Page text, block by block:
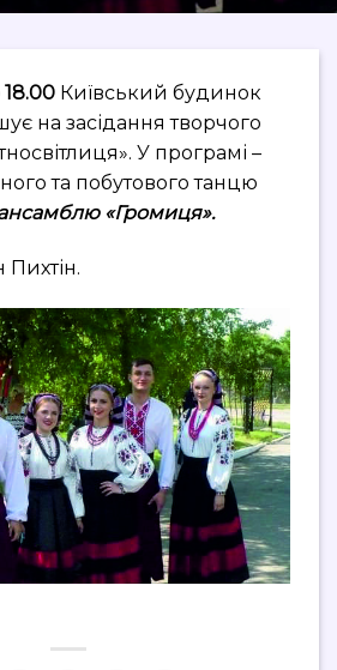
Київський будинок
на засідання творчого
У програмі –
та побутового танцю
«Громиця».
Пихтін.